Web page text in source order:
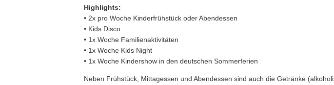
Highlights:
• 2x pro Woche Kinderfrühstück oder Abendessen
• Kids Disco
• 1x Woche Familienaktivitäten
• 1x Woche Kids Night
• 1x Woche Kindershow in den deutschen Sommerferien
Neben Frühstück, Mittagessen und Abendessen sind auch die Getränke